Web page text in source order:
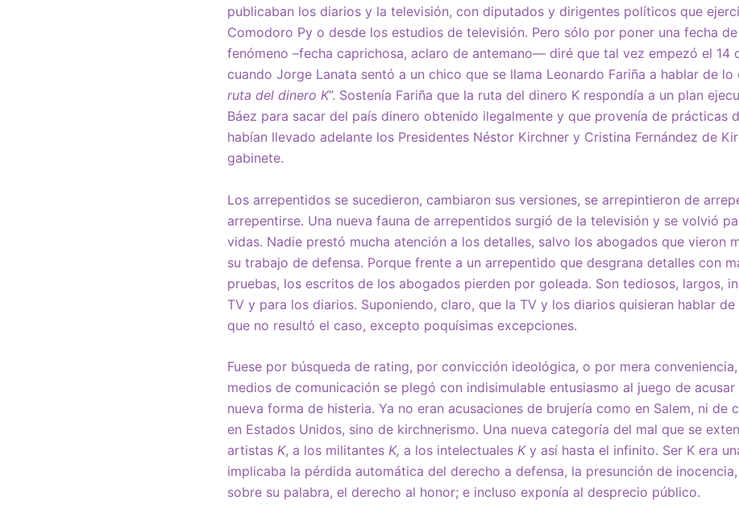
publicaban los diarios y la televisión, con diputados y dirigentes políticos que
Comodoro Py o desde los estudios de televisión. Pero sólo por poner una fecha
fenómeno –fecha caprichosa, aclaro de antemano— diré que tal vez empezó el 14
cuando Jorge Lanata sentó a un chico que se llama Leonardo Fariña a hablar de lo
ruta del dinero K”. Sostenía Fariña que la ruta del dinero K respondía a un plan
Báez para sacar del país dinero obtenido ilegalmente y que provenía de prácticas
habían llevado adelante los Presidentes Néstor Kirchner y Cristina Fernández de
gabinete.
Los arrepentidos se sucedieron, cambiaron sus versiones, se arrepintieron de
arrepentirse. Una nueva fauna de arrepentidos surgió de la televisión y se volvió
vidas. Nadie prestó mucha atención a los detalles, salvo los abogados que vieron
su trabajo de defensa. Porque frente a un arrepentido que desgrana detalles con
pruebas, los escritos de los abogados pierden por goleada. Son tediosos, largos,
TV y para los diarios. Suponiendo, claro, que la TV y los diarios quisieran hablar de
que no resultó el caso, excepto poquísimas excepciones.
Fuese por búsqueda de rating, por convicción ideológica, o por mera
medios de comunicación se plegó con indisimulable entusiasmo al juego de acusar
nueva forma de histeria. Ya no eran acusaciones de brujería como en Salem, ni de
en Estados Unidos, sino de kirchnerismo. Una nueva categoría del mal que se
artistas K, a los militantes K, a los intelectuales Ky así hasta el infinito. Ser K era
implicaba la pérdida automática del derecho a defensa, la presunción de
sobre su palabra, el derecho al honor; e incluso exponía al desprecio público.